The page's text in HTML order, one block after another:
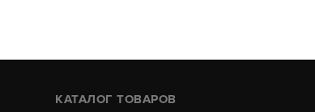
КАТАЛОГ ТОВАРОВ